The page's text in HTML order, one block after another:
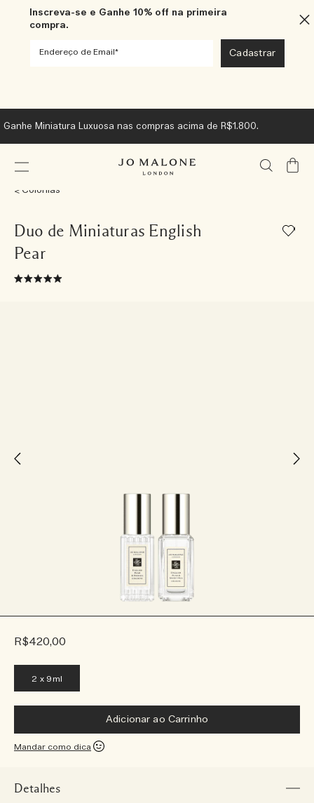
Inscreva-se e Ganhe 10% off na primeira
compra.
Ganhe Miniatura Luxuosa nas compras acima de R$1.800.
Meu
Colônias
Duo de Miniaturas English
Pear
R$420,00
2 x 9ml
Adicionar ao Carrinho
Mandar como dica
Detalhes